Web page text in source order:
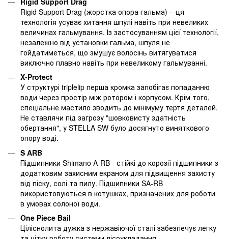
Rigid Support Drag (жорстка опора гальма) – ця
технологія усуває хитання шпулі навіть при невеликих
величинах гальмування. Із застосуванням цієї технології,
незалежно від установки гальма, шпуля не
гойдатиметься, що змушує волосінь витягуватися
виключно плавно навіть при невеликому гальмуванні.
X-Protect
У структурі triplelip перша кромка запобігає попаданню
води через простір між ротором і корпусом. Крім того,
спеціальне мастило зводить до мінімуму тертя деталей.
Не ставлячи під загрозу "шовковисту здатність
обертання", у STELLA SW було досягнуто виняткового
опору воді.
S ARB
Підшипники Shimano A-RB - стійкі до корозії підшипники з
додатковим захисним екраном для підвищення захисту
від піску, солі та пилу. Підшипники SA-RB
використовуються в котушках, призначених для роботи
в умовах солоної води.
One Piece Bail
Ціліснолита дужка з нержавіючої сталі забезпечує легку